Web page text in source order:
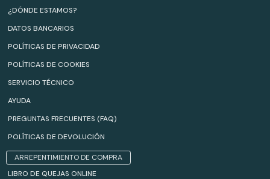
¿DÓNDE ESTAMOS?
DATOS BANCARIOS
POLÍTICAS DE PRIVACIDAD
POLÍTICAS DE COOKIES
SERVICIO TÉCNICO
AYUDA
PREGUNTAS FRECUENTES (FAQ)
POLÍTICAS DE DEVOLUCIÓN
ARREPENTIMIENTO DE COMPRA
LIBRO DE QUEJAS ONLINE